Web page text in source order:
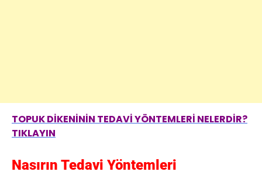
TOPUK DİKENİNİN TEDAVİ YÖNTEMLERİ NELERDİR?
TIKLAYIN
Nasırın Tedavi Yöntemleri